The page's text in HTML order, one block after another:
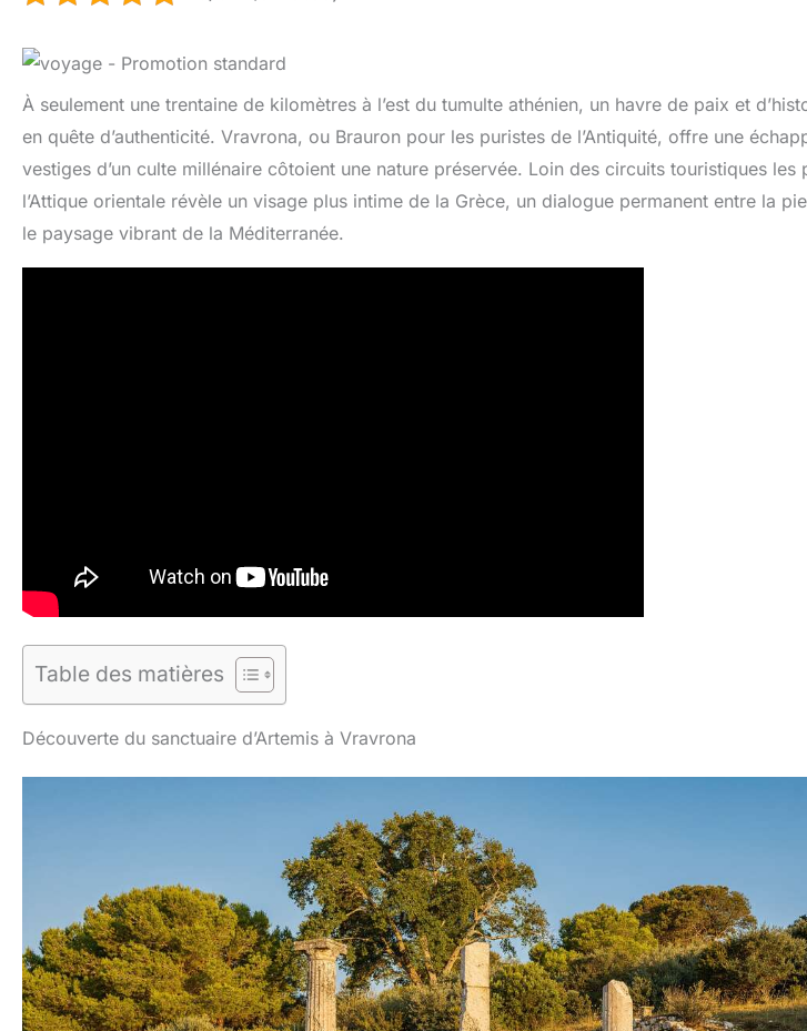
À seulement une trentaine de kilomètres à l’est du tumulte athénien, un havre de paix et
en quête d’authenticité. Vravrona, ou Brauron pour les puristes de l’Antiquité, offre une
vestiges d’un culte millénaire côtoient une nature préservée. Loin des circuits touristiques
l’Attique orientale révèle un visage plus intime de la Grèce, un dialogue permanent entre la
le paysage vibrant de la Méditerranée.
Table des matières
Découverte du sanctuaire d’Artemis à Vravrona